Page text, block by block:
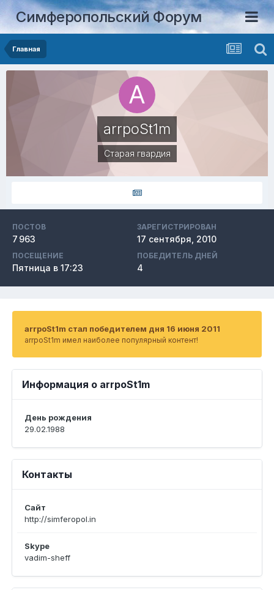
Симферопольский Форум
Главная
arrpoSt1m
Старая гвардия
ПОСТОВ
7 963
ЗАРЕГИСТРИРОВАН
17 сентября, 2010
ПОСЕЩЕНИЕ
Пятница в 17:23
ПОБЕДИТЕЛЬ ДНЕЙ
4
arrpoSt1m стал победителем дня 16 июня 2011
arrpoSt1m имел наиболее популярный контент!
Информация о arrpoSt1m
День рождения
29.02.1988
Контакты
Сайт
http://simferopol.in
Skype
vadim-sheff